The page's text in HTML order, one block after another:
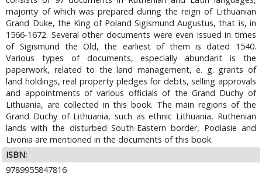
majority of which was prepared during the reign of Lithuanian
Grand Duke, the King of Poland Sigismund Augustus, that is, in
1566-1672. Several other documents were even issued in times
of Sigismund the Old, the earliest of them is dated 1540.
Various types of documents, especially abundant is the
paperwork, related to the land management, e. g. grants of
land holdings, real property pledges for debts, selling approvals
and appointments of various officials of the Grand Duchy of
Lithuania, are collected in this book. The main regions of the
Grand Duchy of Lithuania, such as ethnic Lithuania, Ruthenian
lands with the disturbed South-Eastern border, Podlasie and
Livonia are mentioned in the documents of this book.
ISBN:
9789955847816